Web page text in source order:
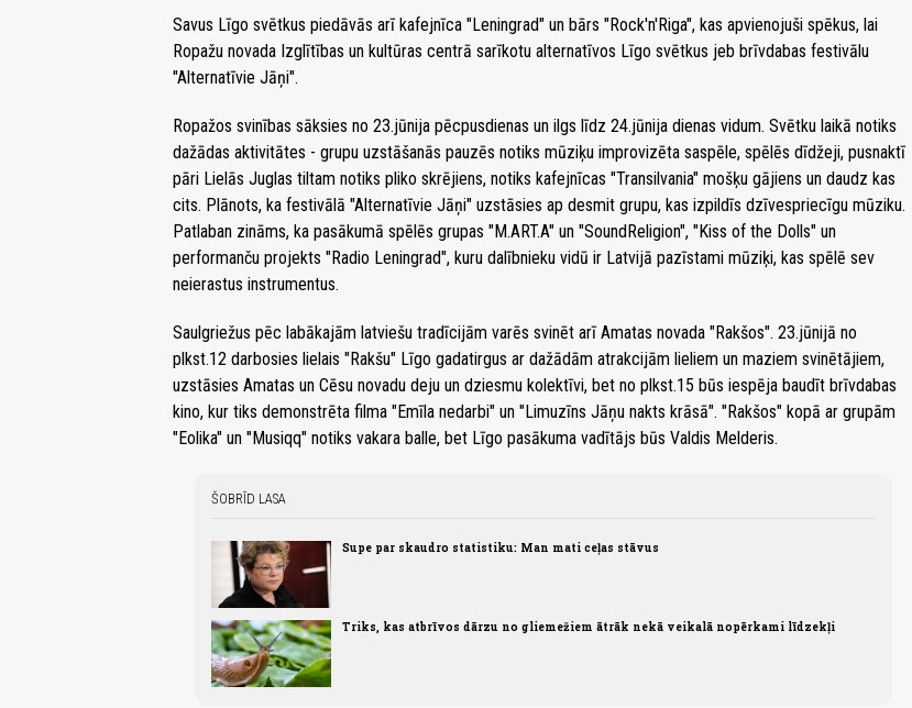
Savus Līgo svētkus piedāvās arī kafejnīca "Leningrad" un bārs "Rock'n'Riga", kas apvienojuši spēkus, lai
Ropažu novada Izglītības un kultūras centrā sarīkotu alternatīvos Līgo svētkus jeb brīvdabas festivālu
"Alternatīvie Jāņi".
Ropažos svinības sāksies no 23.jūnija pēcpusdienas un ilgs līdz 24.jūnija dienas vidum. Svētku laikā notiks
dažādas aktivitātes - grupu uzstāšanās pauzēs notiks mūziķu improvizēta saspēle, spēlēs dīdžeji, pusnaktī
pāri Lielās Juglas tiltam notiks pliko skrējiens, notiks kafejnīcas "Transilvania" mošķu gājiens un daudz kas
cits. Plānots, ka festivālā "Alternatīvie Jāņi" uzstāsies ap desmit grupu, kas izpildīs dzīvespriecīgu mūziku.
Patlaban zināms, ka pasākumā spēlēs grupas "M.ART.A" un "SoundReligion", "Kiss of the Dolls" un
performanču projekts "Radio Leningrad", kuru dalībnieku vidū ir Latvijā pazīstami mūziķi, kas spēlē sev
neierastus instrumentus.
Saulgriežus pēc labākajām latviešu tradīcijām varēs svinēt arī Amatas novada "Rakšos". 23.jūnijā no
plkst.12 darbosies lielais "Rakšu" Līgo gadatirgus ar dažādām atrakcijām lieliem un maziem svinētājiem,
uzstāsies Amatas un Cēsu novadu deju un dziesmu kolektīvi, bet no plkst.15 būs iespēja baudīt brīvdabas
kino, kur tiks demonstrēta filma "Emīla nedarbi" un "Limuzīns Jāņu nakts krāsā". "Rakšos" kopā ar grupām
"Eolika" un "Musiqq" notiks vakara balle, bet Līgo pasākuma vadītājs būs Valdis Melderis.
ŠOBRĪD LASA
Supe par skaudro statistiku: Man mati ceļas stāvus
Triks, kas atbrīvos dārzu no gliemežiem ātrāk nekā veikalā nopērkami līdzekļi